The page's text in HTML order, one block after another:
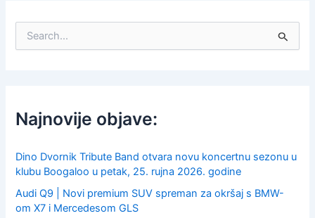
f
o
:
Najnovije objave:
Dino Dvornik Tribute Band otvara novu koncertnu sezonu u
klubu Boogaloo u petak, 25. rujna 2026. godine
Audi Q9 | Novi premium SUV spreman za okršaj s BMW-
om X7 i Mercedesom GLS